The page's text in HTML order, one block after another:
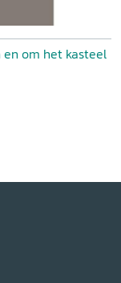
om het kasteel